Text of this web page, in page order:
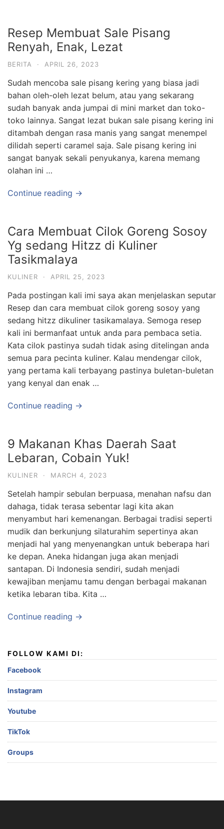
Resep Membuat Sale Pisang
Renyah, Enak, Lezat
BERITA · APRIL 26, 2023
Sudah mencoba sale pisang kering yang biasa jadi
bahan oleh-oleh lezat belum, atau yang sekarang
sudah banyak anda jumpai di mini market dan toko-
toko lainnya. Sangat lezat bukan sale pisang kering ini
ditambah dengan rasa manis yang sangat menempel
dilidah seperti caramel saja. Sale pisang kering ini
sangat banyak sekali penyukanya, karena memang
olahan ini …
Continue reading →
Cara Membuat Cilok Goreng Sosoy
Yg sedang Hitzz di Kuliner
Tasikmalaya
KULINER · APRIL 25, 2023
Pada postingan kali imi saya akan menjelaskan seputar
Resep dan cara membuat cilok goreng sosoy yang
sedang hitzz dikuliner tasikamalaya. Semoga resep
kali ini bermanfaat untuk anda para pembaca setia.
Kata cilok pastinya sudah tidak asing ditelingan anda
semua para pecinta kuliner. Kalau mendengar cilok,
yang pertama kali terbayang pastinya buletan-buletan
yang kenyal dan enak …
Continue reading →
9 Makanan Khas Daerah Saat
Lebaran, Cobain Yuk!
KULINER · MARCH 4, 2023
Setelah hampir sebulan berpuasa, menahan nafsu dan
dahaga, tidak terasa sebentar lagi kita akan
menyambut hari kemenangan. Berbagai tradisi seperti
mudik dan berkunjung silaturahim sepertinya akan
menjadi hal yang menyenangkan untuk beberapa hari
ke depan. Aneka hidangan juga akan menjadi
santapan. Di Indonesia sendiri, sudah menjadi
kewajiban menjamu tamu dengan berbagai makanan
ketika lebaran tiba. Kita …
Continue reading →
FOLLOW KAMI DI:
Facebook
Instagram
Youtube
TikTok
Groups